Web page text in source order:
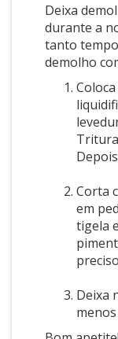
Deixa
durante a
tanto
demolho
Corta
em
tigela
Deixa